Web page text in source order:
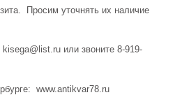
Просим уточнять их наличие
или звоните 8-919-
www.antikvar78.ru